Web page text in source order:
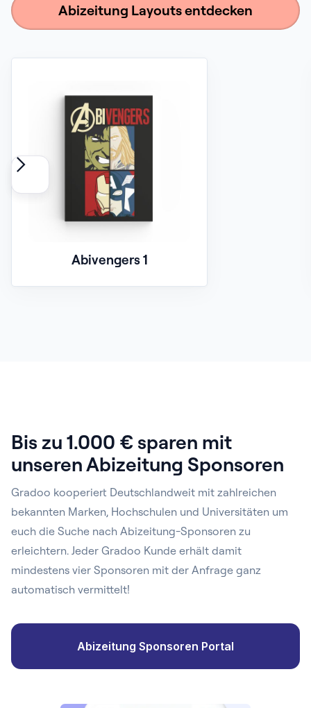
Abizeitung Layouts entdecken
Abivengers 1
Bis zu 1.000 € sparen mit
unseren Abizeitung Sponsoren
Gradoo kooperiert Deutschlandweit mit zahlreichen
bekannten Marken, Hochschulen und Universitäten um
euch die Suche nach Abizeitung-Sponsoren zu
erleichtern. Jeder Gradoo Kunde erhält damit
mindestens vier Sponsoren mit der Anfrage ganz
automatisch vermittelt!
Abizeitung Sponsoren Portal